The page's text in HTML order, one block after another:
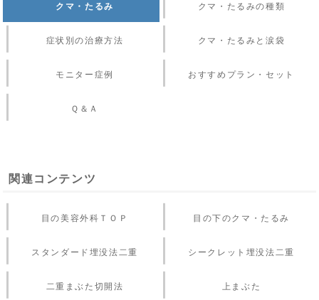
クマ・たるみ クマ・たるみの種類
症状別の治療方法 クマ・たるみと涙袋
モニター症例 おすすめプラン・セット
Ｑ＆Ａ
関連コンテンツ
目の美容外科ＴＯＰ 目の下のクマ・たるみ
スタンダード埋没法二重 シークレット埋没法二重
二重まぶた切開法 上まぶた